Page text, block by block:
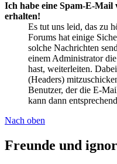
Ich habe eine Spam-E-Mail
erhalten!
Es tut uns leid, das zu
Forums hat einige
solche Nachrichten
einem Administrator
hast, weiterleiten.
(Headers)
Benutzer, der die E-
kann dann
Nach oben
Freunde und